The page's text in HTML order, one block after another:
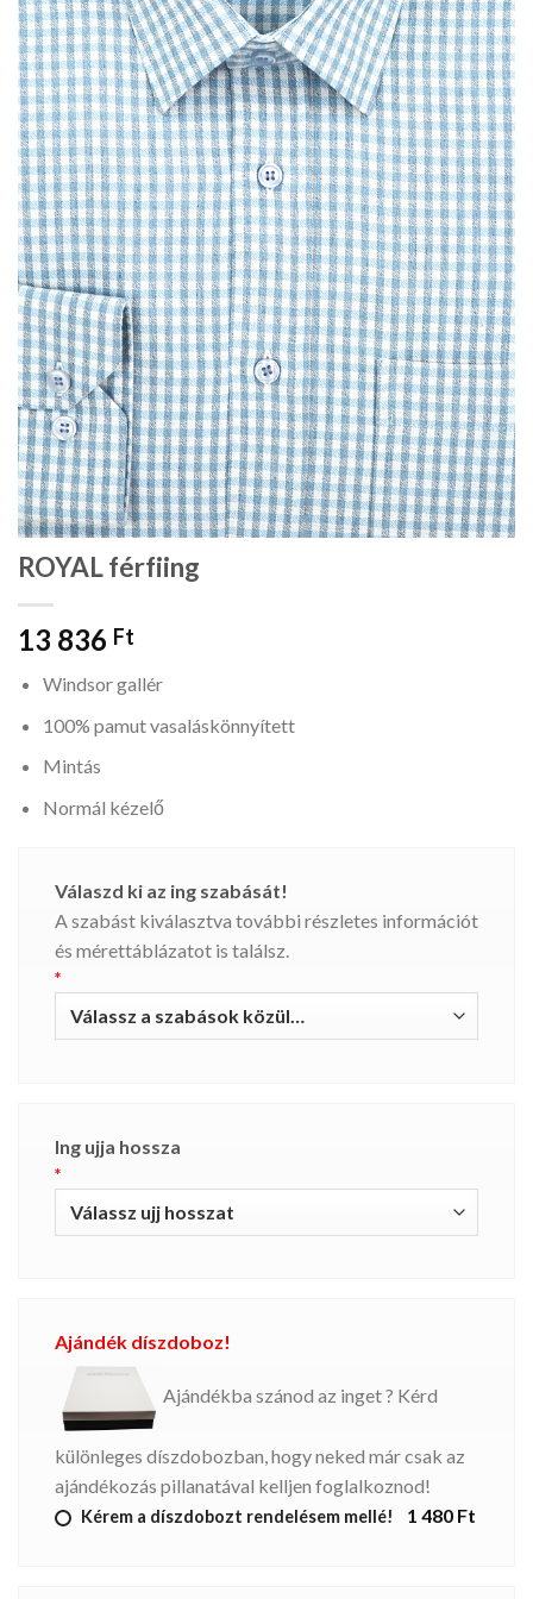
ROYAL férfiing
13 836 Ft
Windsor gallér
100% pamut vasaláskönnyített
Mintás
Normál kézelő
Válaszd ki az ing szabását!
A szabást kiválasztva további részletes információt
és mérettáblázatot is találsz.
*
Ing ujja hossza
*
Ajándék díszdoboz!
Ajándékba szánod az inget ? Kérd
különleges díszdobozban, hogy neked már csak az
ajándékozás pillanatával kelljen foglalkoznod!
Kérem a díszdobozt rendelésem mellé! 1 480 Ft